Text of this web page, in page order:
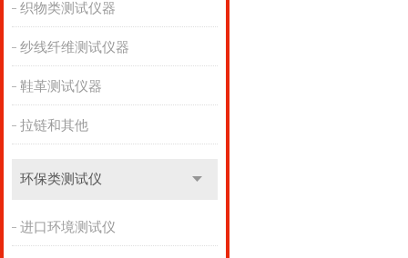
织物类测试仪器
纱线纤维测试仪器
鞋革测试仪器
拉链和其他
环保类测试仪
进口环境测试仪